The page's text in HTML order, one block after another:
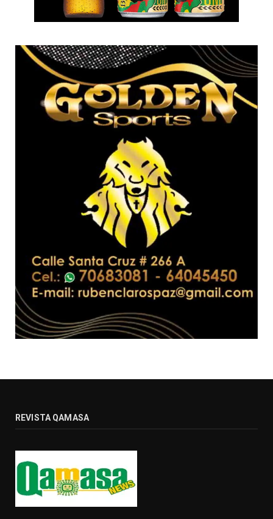
REVISTA QAMASA